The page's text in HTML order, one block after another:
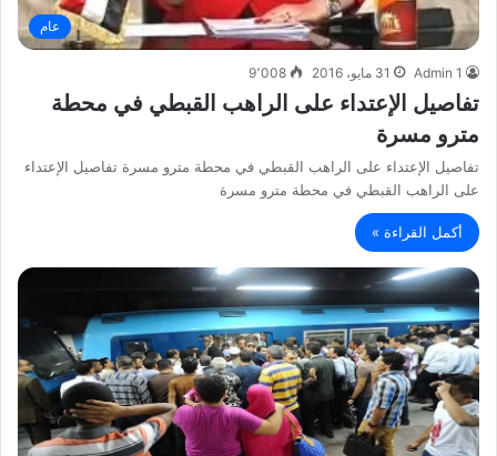
عام
Admin 1 31 مايو، 2016 9٬008
تفاصيل الإعتداء على الراهب القبطي في محطة
مترو مسرة
تفاصيل الإعتداء على الراهب القبطي في محطة مترو مسرة تفاصيل الإعتداء
على الراهب القبطي في محطة مترو مسرة
أكمل القراءة »